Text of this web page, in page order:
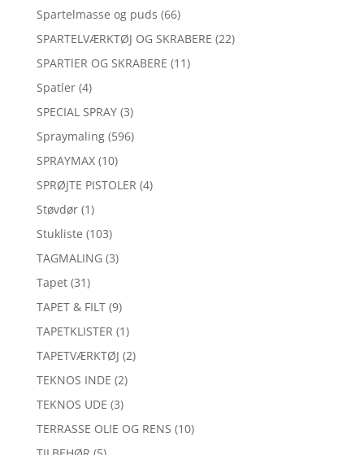
Spartelmasse og puds (66)
SPARTELVÆRKTØJ OG SKRABERE (22)
SPARTlER OG SKRABERE (11)
Spatler (4)
SPECIAL SPRAY (3)
Spraymaling (596)
SPRAYMAX (10)
SPRØJTE PISTOLER (4)
Støvdør (1)
Stukliste (103)
TAGMALING (3)
Tapet (31)
TAPET & FILT (9)
TAPETKLISTER (1)
TAPETVÆRKTØJ (2)
TEKNOS INDE (2)
TEKNOS UDE (3)
TERRASSE OLIE OG RENS (10)